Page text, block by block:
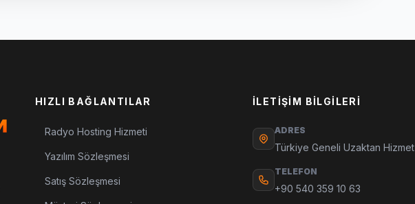
HIZLI BAĞLANTILAR
Radyo Hosting Hizmeti
Yazılım Sözleşmesi
Satış Sözleşmesi
İLETIŞIM BILGILERI
ADRES
Türkiye Geneli Uzaktan Hizmet
TELEFON
+90 540 359 10 63